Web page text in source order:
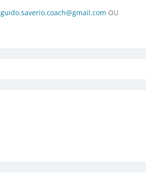
guido.saverio.coach@gmail.com OU